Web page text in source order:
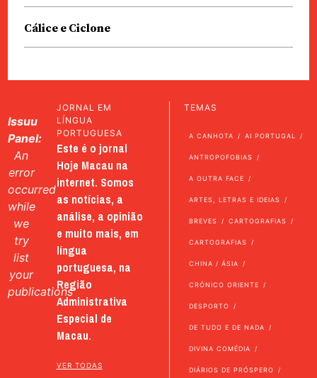
Cálice e Ciclone
Issuu
Panel:
An
error
occurred
while
we
try
list
your
publications
JORNAL EM
LÍNGUA
PORTUGUESA
Este é o jornal
Hoje Macau na
internet. Somos
as notícias, a
análise, a opinião
e muito mais, em
língua
portuguesa, na
Região
Administrativa
Especial de
Macau.
VER TODAS
TEMAS
A CANHOTA AI PORTUGAL
ANTROPOFOBIAS
A OUTRA FACE
ARTES, LETRAS E IDEIAS
BREVES CARTOGRAFIAS
CARTOGRAFIAS
CHINA / ÁSIA
CRÓNICO ORIENTE
DESPORTO
DE TUDO E DE NADA
DIVINA COMÉDIA
DIÁRIOS DE PRÓSPERO